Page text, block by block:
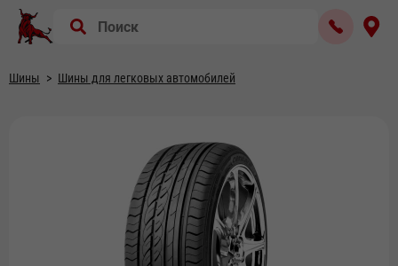
Шины Шины для легковых автомобилей